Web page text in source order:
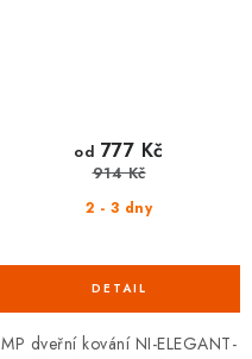
2 - 3 dny
od 777 Kč
914 Kč
MP dveřní kování NI-ELEGANT-